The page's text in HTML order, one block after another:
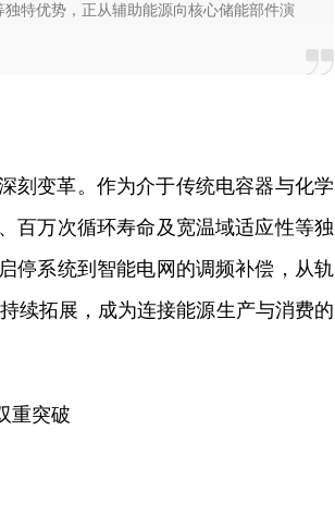
特优势，正从辅助能源向核心储能部件演
刻变革。作为介于传统电容器与化学
百万次循环寿命及宽温域适应性等独
停系统到智能电网的调频补偿，从轨
续拓展，成为连接能源生产与消费的
重突破